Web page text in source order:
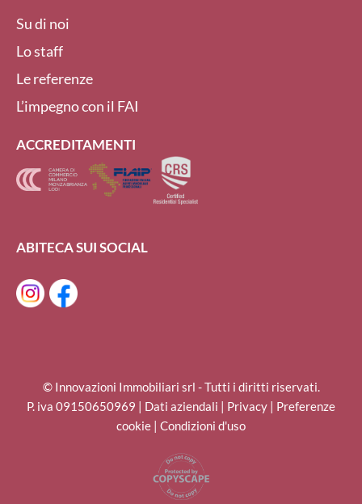
Su di noi
Lo staff
Le referenze
L’impegno con il FAI
ACCREDITAMENTI
ABITECA SUI SOCIAL
© Innovazioni Immobiliari srl - Tutti i diritti riservati.
P. iva 09150650969 | Dati aziendali | Privacy | Preferenze
cookie | Condizioni d'uso